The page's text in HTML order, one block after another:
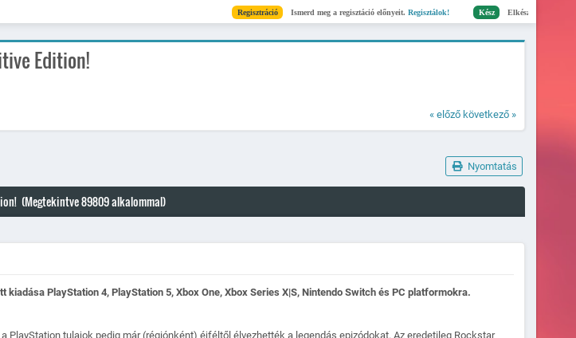
Ismerd meg a regisztáció előnyeit.Regisztálok! Kész Elkészült a szerverlista! »
Edition!
« előző következő »
Nyomtatás
(Megtekintve 89809 alkalommal)
PlayStation 4, PlayStation 5, Xbox One, Xbox Series X|S, Nintendo Switch és PC platformokra.
PlayStation tulajok pedig már (régiónként) éjféltől élvezhették a legendás epizódokat. Az eredetileg Rockstar